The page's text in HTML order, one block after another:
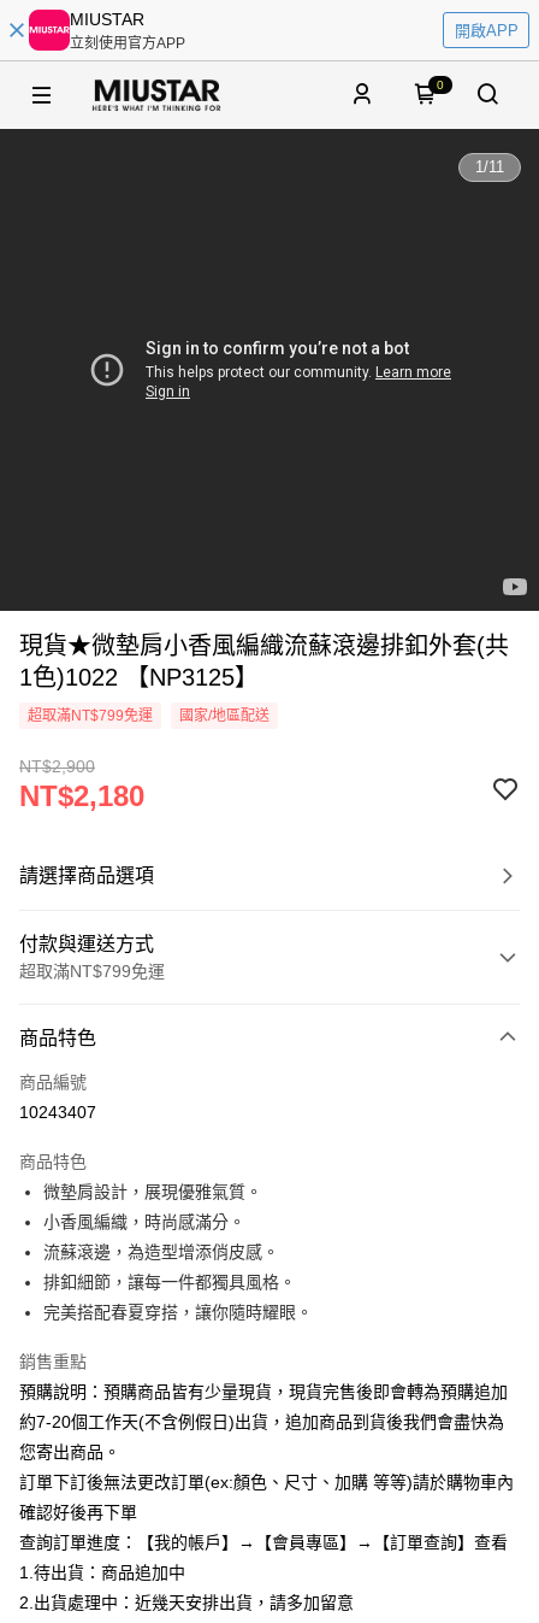
MIUSTAR
立刻使用官方APP
開啟APP
0
1/11
現貨★微墊肩小香風編織流蘇滾邊排釦外套(共
1色)1022 【NP3125】
超取滿NT$799免運 國家/地區配送
NT$2,900
NT$2,180
請選擇商品選項
付款與運送方式
超取滿NT$799免運
信用卡一次付款
超商取貨付款
Apple Pay
街口支付
悠遊付
Google Pay
全支付
【關於「AFTEE先享後付」】
AFTEE先享後付是「在收到商品之後才付款」的支付方式。 讓您購物簡單
便利好安心！
１．簡單：不需註冊會員、不需綁卡、不需儲值。
２．便利：只要手機號碼，簡訊認證，即可結帳。
３．安心：先確認商品／服務後，再付款。
ATM付款
運送方式
全家付款取貨
每筆NT$85，滿NT$799(含以上)免運費
商品特色
商品編號
10243407
商品特色
微墊肩設計，展現優雅氣質。
小香風編織，時尚感滿分。
流蘇滾邊，為造型增添俏皮感。
排釦細節，讓每一件都獨具風格。
完美搭配春夏穿搭，讓你隨時耀眼。
銷售重點
預購說明：預購商品皆有少量現貨，現貨完售後即會轉為預購追加
約7-20個工作天(不含例假日)出貨，追加商品到貨後我們會盡快為
您寄出商品。
訂單下訂後無法更改訂單(ex:顏色、尺寸、加購 等等)請於購物車內
確認好後再下單
查詢訂單進度：【我的帳戶】→【會員專區】→【訂單查詢】查看
1.待出貨：商品追加中
2.出貨處理中：近幾天安排出貨，請多加留意